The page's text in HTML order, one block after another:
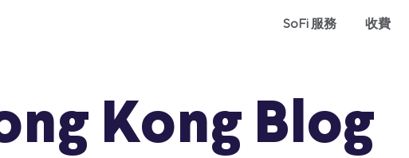
SoFi 服務 收費
Kong Blog